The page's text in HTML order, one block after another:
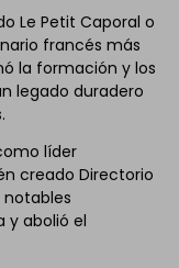
Le Petit Caporal o
francés más
la formación y los
legado duradero
líder
creado Directorio
notables
y abolió el